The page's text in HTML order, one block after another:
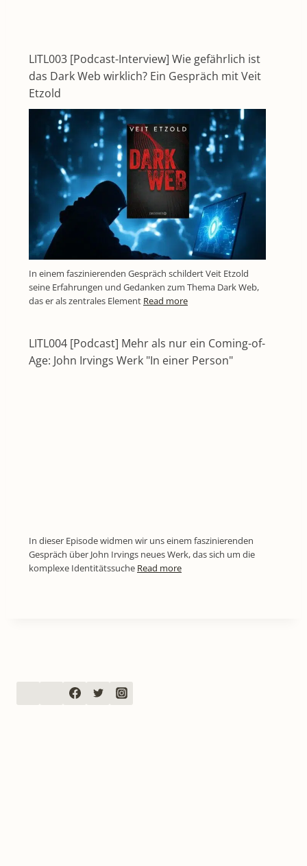
LITL003 [Podcast-Interview] Wie gefährlich ist
das Dark Web wirklich? Ein Gespräch mit Veit
Etzold
In einem faszinierenden Gespräch schildert Veit Etzold
seine Erfahrungen und Gedanken zum Thema Dark Web,
das er als zentrales Element Read more
LITL004 [Podcast] Mehr als nur ein Coming-of-
Age: John Irvings Werk "In einer Person"
In dieser Episode widmen wir uns einem faszinierenden
Gespräch über John Irvings neues Werk, das sich um die
komplexe Identitätssuche Read more